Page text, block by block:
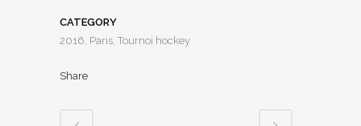
CATEGORY
2016, Paris, Tournoi hockey
Share